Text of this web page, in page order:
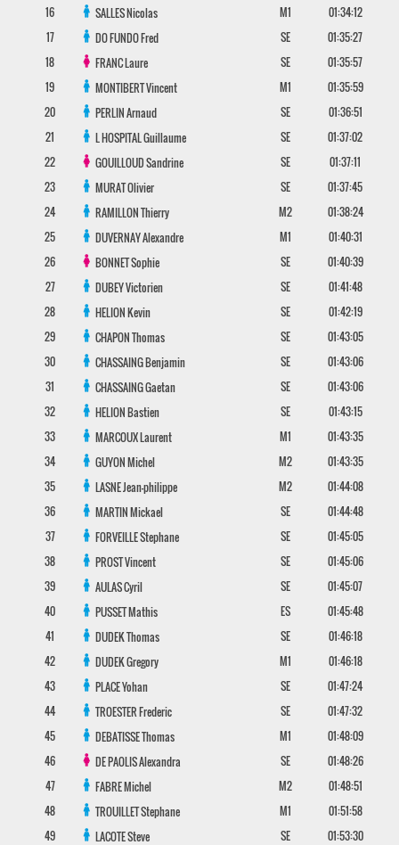
16
SALLESNicolas M1
01:34:12
17
DO FUNDOFred SE
01:35:27
18
FRANCLaure SE
01:35:57
19
MONTIBERTVincent M1
01:35:59
20
PERLINArnaud SE
01:36:51
21
L HOSPITALGuillaume SE
01:37:02
22
GOUILLOUDSandrine SE
01:37:11
23
MURATOlivier SE
01:37:45
24
RAMILLONThierry M2
01:38:24
25
DUVERNAYAlexandre M1
01:40:31
26
BONNETSophie SE
01:40:39
27
DUBEYVictorien SE
01:41:48
28
HELIONKevin SE
01:42:19
29
CHAPONThomas SE
01:43:05
30
CHASSAINGBenjamin SE
01:43:06
31
CHASSAINGGaetan SE
01:43:06
32
HELIONBastien SE
01:43:15
33
MARCOUXLaurent M1
01:43:35
34
GUYONMichel M2
01:43:35
35
LASNEJean-philippe M2
01:44:08
36
MARTINMickael SE
01:44:48
37
FORVEILLEStephane SE
01:45:05
38
PROSTVincent SE
01:45:06
39
AULASCyril SE
01:45:07
40
PUSSETMathis ES
01:45:48
41
DUDEKThomas SE
01:46:18
42
DUDEKGregory M1
01:46:18
43
PLACEYohan SE
01:47:24
44
TROESTERFrederic SE
01:47:32
45
DEBATISSEThomas M1
01:48:09
46
DE PAOLISAlexandra SE
01:48:26
47
FABREMichel M2
01:48:51
48
TROUILLETStephane M1
01:51:58
49
LACOTESteve SE
01:53:30